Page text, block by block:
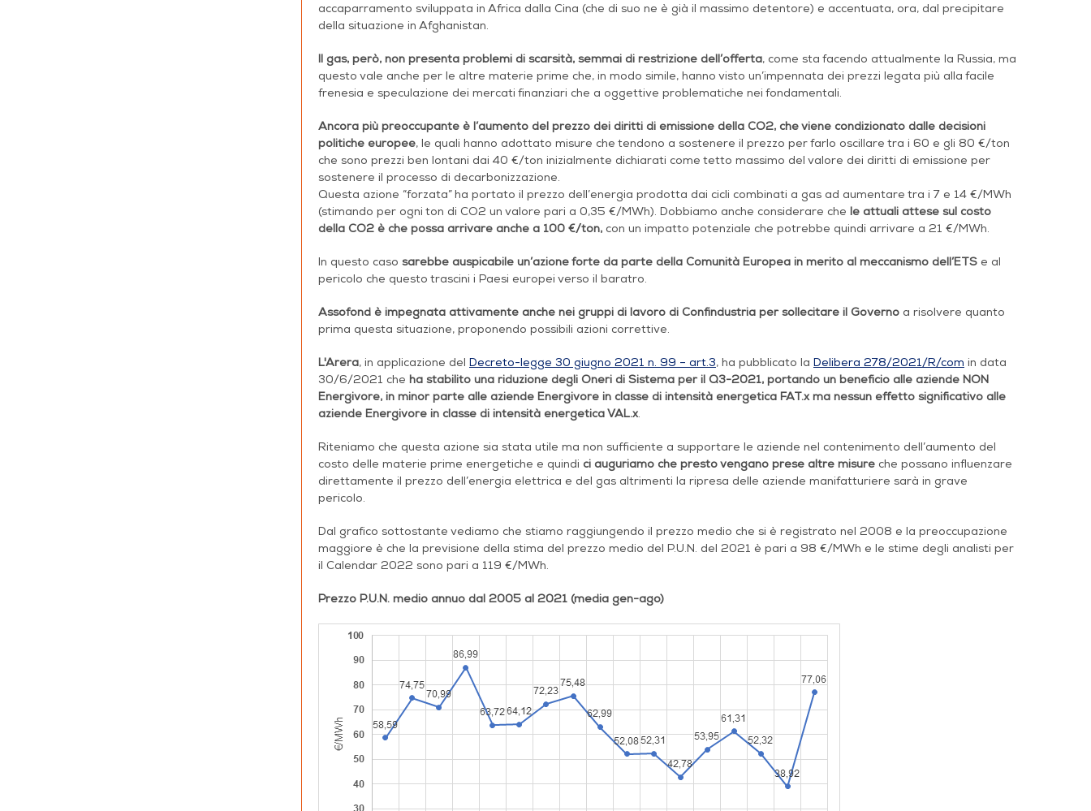
accaparramento sviluppata in Africa dalla Cina (che di suo ne è già il massimo detentore) e accentuata, ora, dal precipitare
della situazione in Afghanistan.
Il gas, però, non presenta problemi di scarsità, semmai di restrizione dell’offerta, come sta facendo attualmente la Russia, ma
questo vale anche per le altre materie prime che, in modo simile, hanno visto un’impennata dei prezzi legata più alla facile
frenesia e speculazione dei mercati finanziari che a oggettive problematiche nei fondamentali.
Ancora più preoccupante è l’aumento del prezzo dei diritti di emissione della CO2, che viene condizionato dalle decisioni
politiche europee, le quali hanno adottato misure che tendono a sostenere il prezzo per farlo oscillare tra i 60 e gli 80 €/ton
che sono prezzi ben lontani dai 40 €/ton inizialmente dichiarati come tetto massimo del valore dei diritti di emissione per
sostenere il processo di decarbonizzazione.
Questa azione “forzata” ha portato il prezzo dell’energia prodotta dai cicli combinati a gas ad aumentare tra i 7 e 14 €/MWh
(stimando per ogni ton di CO2 un valore pari a 0,35 €/MWh). Dobbiamo anche considerare che le attuali attese sul costo
della CO2 è che possa arrivare anche a 100 €/ton, con un impatto potenziale che potrebbe quindi arrivare a 21 €/MWh.
In questo caso sarebbe auspicabile un’azione forte da parte della Comunità Europea in merito al meccanismo dell’ETS e al
pericolo che questo trascini i Paesi europei verso il baratro.
Assofond è impegnata attivamente anche nei gruppi di lavoro di Confindustria per sollecitare il Governo a risolvere quanto
prima questa situazione, proponendo possibili azioni correttive.
L'Arera, in applicazione del Decreto-legge 30 giugno 2021 n. 99 – art.3, ha pubblicato la Delibera 278/2021/R/com in data
30/6/2021 che ha stabilito una riduzione degli Oneri di Sistema per il Q3-2021, portando un beneficio alle aziende NON
Energivore, in minor parte alle aziende Energivore in classe di intensità energetica FAT.x ma nessun effetto significativo alle
aziende Energivore in classe di intensità energetica VAL.x.
Riteniamo che questa azione sia stata utile ma non sufficiente a supportare le aziende nel contenimento dell’aumento del
costo delle materie prime energetiche e quindi ci auguriamo che presto vengano prese altre misure che possano influenzare
direttamente il prezzo dell’energia elettrica e del gas altrimenti la ripresa delle aziende manifatturiere sarà in grave
pericolo.
Dal grafico sottostante vediamo che stiamo raggiungendo il prezzo medio che si è registrato nel 2008 e la preoccupazione
maggiore è che la previsione della stima del prezzo medio del P.U.N. del 2021 è pari a 98 €/MWh e le stime degli analisti per
il Calendar 2022 sono pari a 119 €/MWh.
Prezzo P.U.N. medio annuo dal 2005 al 2021 (media gen-ago)